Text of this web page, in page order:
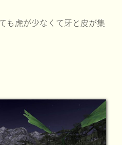
も虎が少なくて牙と皮が集